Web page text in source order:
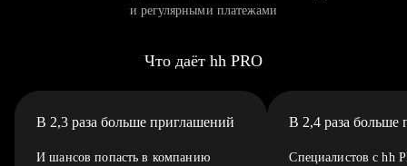
и регулярными платежами
Что даёт hh PRO
В 2,3 раза больше приглашений
И шансов попасть в компанию
В 2,4 раза больше
Специалистов с hh